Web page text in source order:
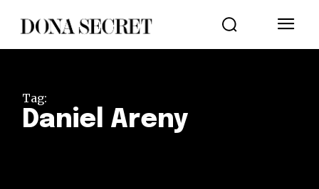
Tag:
Daniel Areny